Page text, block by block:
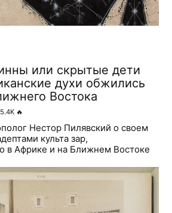
или скрытые дети
духи обжились
Востока
5.4K 🔥
Нестор Пилявский о своем
культа зар,
в Африке и на Ближнем Востоке